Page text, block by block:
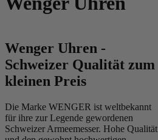
Wenger Uhren -
Schweizer Qualität zum
kleinen Preis
Die Marke WENGER ist weltbekannt
für ihre zur Legende gewordenen
Schweizer Armeemesser. Hohe Qualität